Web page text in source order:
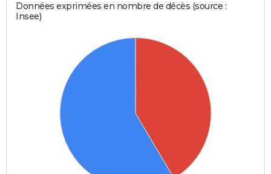
Données exprimées en nombre de décès (source :
Insee)